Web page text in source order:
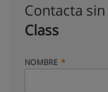
Contacta
Class
NOMBRE